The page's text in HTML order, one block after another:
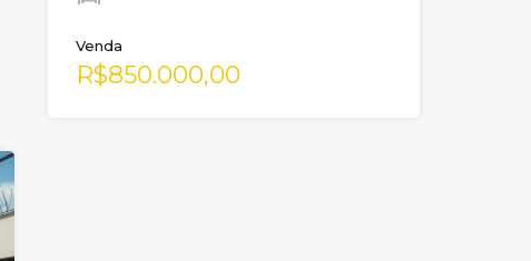
Venda
R$850.000,00